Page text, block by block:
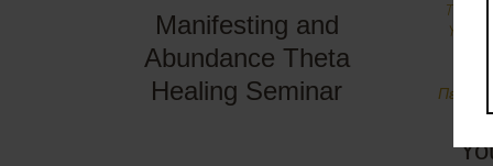
Manifesting and
Abundance Theta
Healing Seminar
Theta
You